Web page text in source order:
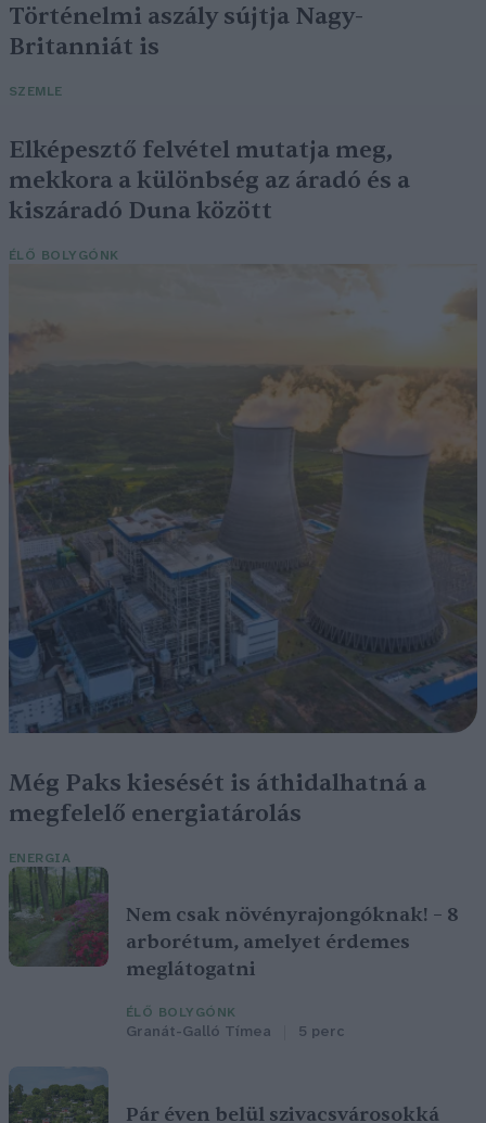
Történelmi aszály sújtja Nagy-
Britanniát is
SZEMLE
Elképesztő felvétel mutatja meg,
mekkora a különbség az áradó és a
kiszáradó Duna között
ÉLŐ BOLYGÓNK
Még Paks kiesését is áthidalhatná a
megfelelő energiatárolás
ENERGIA
Nem csak növényrajongóknak! – 8
arborétum, amelyet érdemes
meglátogatni
ÉLŐ BOLYGÓNK
Granát-Galló Tímea 5 perc
Pár éven belül szivacsvárosokká